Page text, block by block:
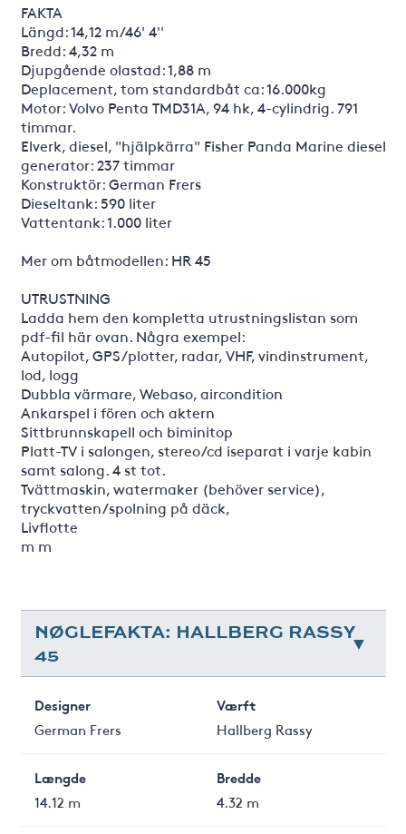
FAKTA
Längd: 14,12 m/46' 4''
Bredd: 4,32 m
Djupgående olastad: 1,88 m
Deplacement, tom standardbåt ca: 16.000kg
Motor: Volvo Penta TMD31A, 94 hk, 4-cylindrig. 791
timmar.
Elverk, diesel, "hjälpkärra" Fisher Panda Marine diesel
generator: 237 timmar
Konstruktör: German Frers
Dieseltank: 590 liter
Vattentank: 1.000 liter
Mer om båtmodellen: HR 45
UTRUSTNING
Ladda hem den kompletta utrustningslistan som
pdf-fil här ovan. Några exempel:
Autopilot, GPS/plotter, radar, VHF, vindinstrument,
lod, logg
Dubbla värmare, Webaso, aircondition
Ankarspel i fören och aktern
Sittbrunnskapell och biminitop
Platt-TV i salongen, stereo/cd iseparat i varje kabin
samt salong. 4 st tot.
Tvättmaskin, watermaker (behöver service),
tryckvatten/spolning på däck,
Livflotte
m m
NØGLEFAKTA: HALLBERG RASSY
45
Designer
German Frers
Værft
Hallberg Rassy
Længde
14.12 m
Bredde
4.32 m